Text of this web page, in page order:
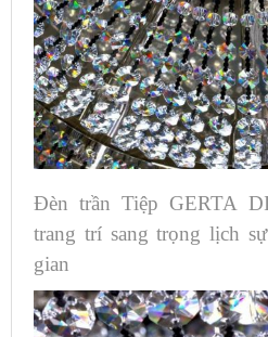
Đèn trần Tiệp GERTA
trang trí sang trọng lịch
gian